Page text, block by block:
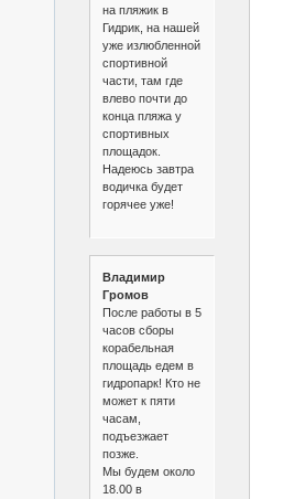
на пляжик в
Гидрик, на нашей
уже излюбленной
спортивной
части, там где
влево почти до
конца пляжа у
спортивных
площадок.
Надеюсь завтра
водичка будет
горячее уже!
Владимир
Громов
После работы в 5
часов сборы
корабельная
площадь едем в
гидропарк! Кто не
может к пяти
часам,
подъезжает
позже.
Мы будем около
18.00 в